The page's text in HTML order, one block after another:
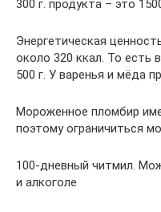
300 г. продукта – это
Энергетическая
около 320 ккал. То есть
500 г. У варенья и мёда
Мороженное пломбир
поэтому ограничиться
100-дневный читмил.
и алкоголе